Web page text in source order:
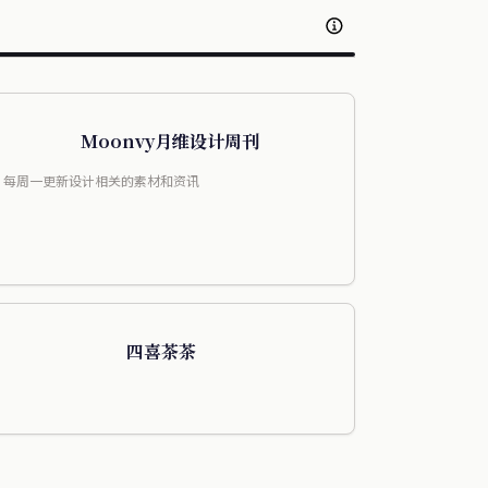
Moonvy月维设计周刊
每周一更新设计相关的素材和资讯
四喜茶茶